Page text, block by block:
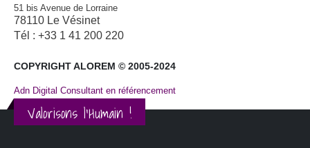
51 bis Avenue de Lorraine
78110 Le Vésinet
Tél : +33 1 41 200 220
COPYRIGHT ALOREM © 2005-2024
Adn Digital Consultant en référencement
Valorisons l'Humain !